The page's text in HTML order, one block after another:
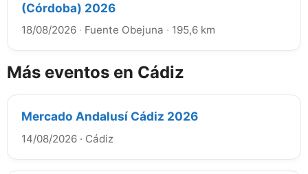
(Córdoba) 2026
18/08/2026 · Fuente Obejuna · 195,6 km
Más eventos en Cádiz
Mercado Andalusí Cádiz 2026
14/08/2026 · Cádiz